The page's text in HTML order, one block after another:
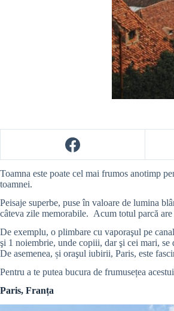
Toamna este poate cel mai frumos anotimp
toamnei.
Peisaje superbe, puse în valoare de lumina
câteva zile memorabile. Acum totul parcă are
De exemplu, o plimbare cu vaporaşul pe
şi 1 noiembrie, unde copiii, dar şi cei mari,
De asemenea, și oraşul iubirii, Paris, este
Pentru a te putea bucura de frumusețea
Paris, Franța